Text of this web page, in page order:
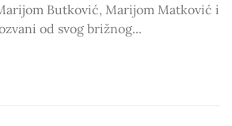
Butković, Marijom Matković i
od svog brižnog...